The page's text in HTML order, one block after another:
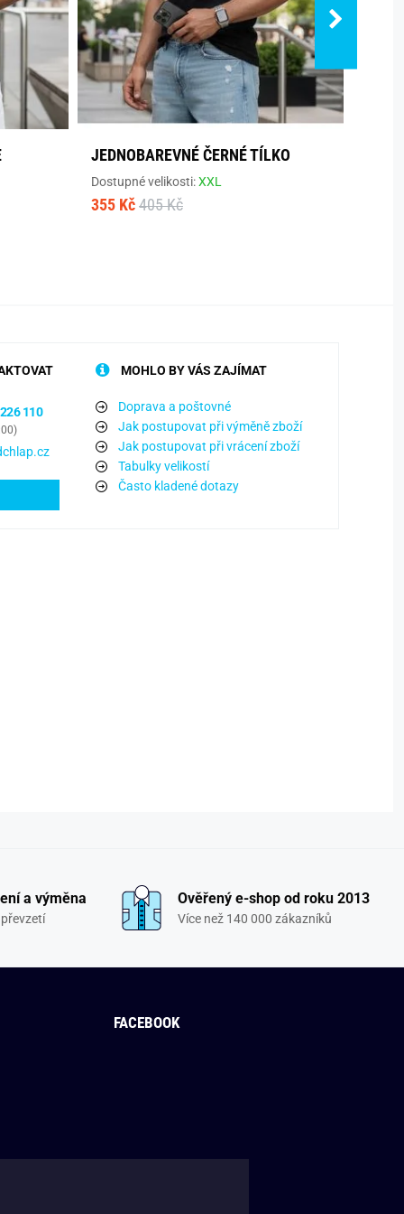
JEDNOBAREVNÉ ČERNÉ TÍLKO
Dostupné velikosti:XXL
355 Kč 405 Kč
110
MOHLO BY VÁS ZAJÍMAT
Doprava a poštovné
Jak postupovat při výměně zboží
Jak postupovat při vrácení zboží
Tabulky velikostí
Často kladené dotazy
a výměna Ověřený e-shop od roku 2013
Více než 140 000 zákazníků
FACEBOOK